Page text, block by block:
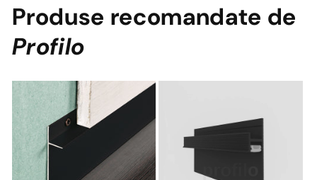
Produse recomandate de
Profilo